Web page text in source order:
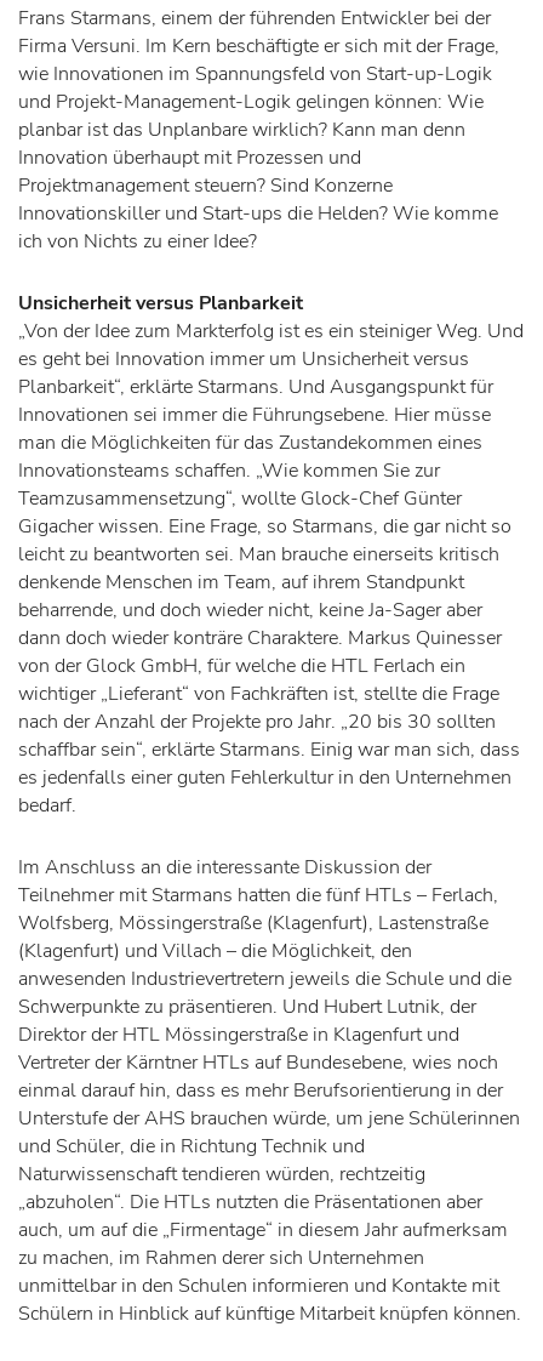
Frans Starmans, einem der führenden Entwickler bei der
Firma Versuni. Im Kern beschäftigte er sich mit der Frage,
wie Innovationen im Spannungsfeld von Start-up-Logik
und Projekt-Management-Logik gelingen können: Wie
planbar ist das Unplanbare wirklich? Kann man denn
Innovation überhaupt mit Prozessen und
Projektmanagement steuern? Sind Konzerne
Innovationskiller und Start-ups die Helden? Wie komme
ich von Nichts zu einer Idee?
Unsicherheit versus Planbarkeit
„Von der Idee zum Markterfolg ist es ein steiniger Weg. Und
es geht bei Innovation immer um Unsicherheit versus
Planbarkeit“, erklärte Starmans. Und Ausgangspunkt für
Innovationen sei immer die Führungsebene. Hier müsse
man die Möglichkeiten für das Zustandekommen eines
Innovationsteams schaffen. „Wie kommen Sie zur
Teamzusammensetzung“, wollte Glock-Chef Günter
Gigacher wissen. Eine Frage, so Starmans, die gar nicht so
leicht zu beantworten sei. Man brauche einerseits kritisch
denkende Menschen im Team, auf ihrem Standpunkt
beharrende, und doch wieder nicht, keine Ja-Sager aber
dann doch wieder konträre Charaktere. Markus Quinesser
von der Glock GmbH, für welche die HTL Ferlach ein
wichtiger „Lieferant“ von Fachkräften ist, stellte die Frage
nach der Anzahl der Projekte pro Jahr. „20 bis 30 sollten
schaffbar sein“, erklärte Starmans. Einig war man sich, dass
es jedenfalls einer guten Fehlerkultur in den Unternehmen
bedarf.
Im Anschluss an die interessante Diskussion der
Teilnehmer mit Starmans hatten die fünf HTLs – Ferlach,
Wolfsberg, Mössingerstraße (Klagenfurt), Lastenstraße
(Klagenfurt) und Villach – die Möglichkeit, den
anwesenden Industrievertretern jeweils die Schule und die
Schwerpunkte zu präsentieren. Und Hubert Lutnik, der
Direktor der HTL Mössingerstraße in Klagenfurt und
Vertreter der Kärntner HTLs auf Bundesebene, wies noch
einmal darauf hin, dass es mehr Berufsorientierung in der
Unterstufe der AHS brauchen würde, um jene Schülerinnen
und Schüler, die in Richtung Technik und
Naturwissenschaft tendieren würden, rechtzeitig
„abzuholen“. Die HTLs nutzten die Präsentationen aber
auch, um auf die „Firmentage“ in diesem Jahr aufmerksam
zu machen, im Rahmen derer sich Unternehmen
unmittelbar in den Schulen informieren und Kontakte mit
Schülern in Hinblick auf künftige Mitarbeit knüpfen können.